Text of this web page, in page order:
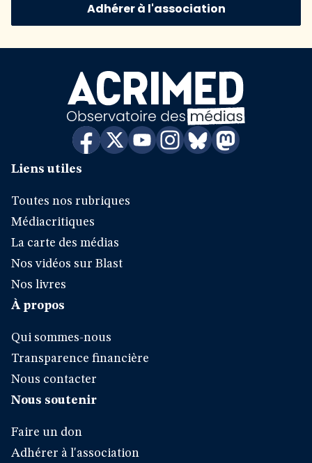
Adhérer à l'association
Liens utiles
Toutes nos rubriques
Médiacritiques
La carte des médias
Nos vidéos sur Blast
Nos livres
À propos
Qui sommes-nous
Transparence financière
Nous contacter
Nous soutenir
Faire un don
Adhérer à l'association